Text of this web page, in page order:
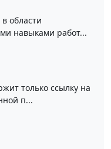
области
навыками работ...
только ссылку на
п...